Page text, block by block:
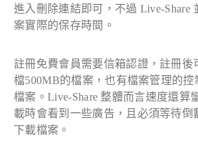
進入刪除連結即可，不過 Live-Share
案實際的保存時間。
註冊免費會員需要信箱認證，註冊後
檔500MB的檔案，也有檔案管理的控
檔案。Live-Share 整體而言速度還算
載時會看到一些廣告，且必須等待倒
下載檔案。